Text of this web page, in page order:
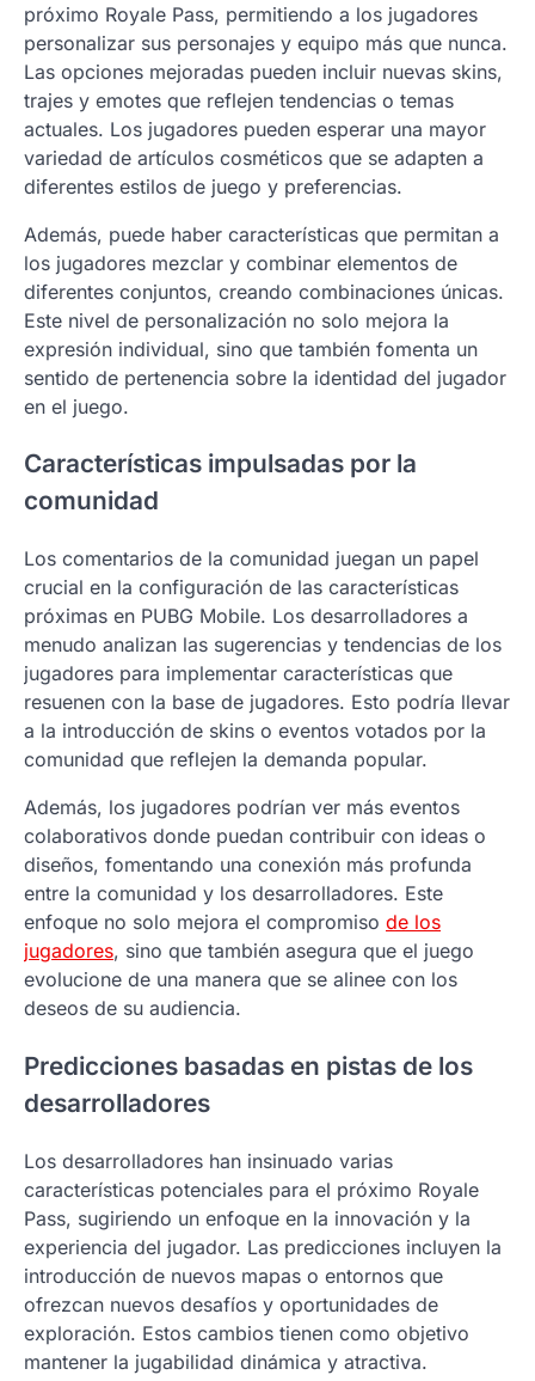
próximo Royale Pass, permitiendo a los jugadores
personalizar sus personajes y equipo más que nunca.
Las opciones mejoradas pueden incluir nuevas skins,
trajes y emotes que reflejen tendencias o temas
actuales. Los jugadores pueden esperar una mayor
variedad de artículos cosméticos que se adapten a
diferentes estilos de juego y preferencias.
Además, puede haber características que permitan a
los jugadores mezclar y combinar elementos de
diferentes conjuntos, creando combinaciones únicas.
Este nivel de personalización no solo mejora la
expresión individual, sino que también fomenta un
sentido de pertenencia sobre la identidad del jugador
en el juego.
Características impulsadas por la
comunidad
Los comentarios de la comunidad juegan un papel
crucial en la configuración de las características
próximas en PUBG Mobile. Los desarrolladores a
menudo analizan las sugerencias y tendencias de los
jugadores para implementar características que
resuenen con la base de jugadores. Esto podría llevar
a la introducción de skins o eventos votados por la
comunidad que reflejen la demanda popular.
Además, los jugadores podrían ver más eventos
colaborativos donde puedan contribuir con ideas o
diseños, fomentando una conexión más profunda
entre la comunidad y los desarrolladores. Este
enfoque no solo mejora el compromiso de los
jugadores, sino que también asegura que el juego
evolucione de una manera que se alinee con los
deseos de su audiencia.
Predicciones basadas en pistas de los
desarrolladores
Los desarrolladores han insinuado varias
características potenciales para el próximo Royale
Pass, sugiriendo un enfoque en la innovación y la
experiencia del jugador. Las predicciones incluyen la
introducción de nuevos mapas o entornos que
ofrezcan nuevos desafíos y oportunidades de
exploración. Estos cambios tienen como objetivo
mantener la jugabilidad dinámica y atractiva.